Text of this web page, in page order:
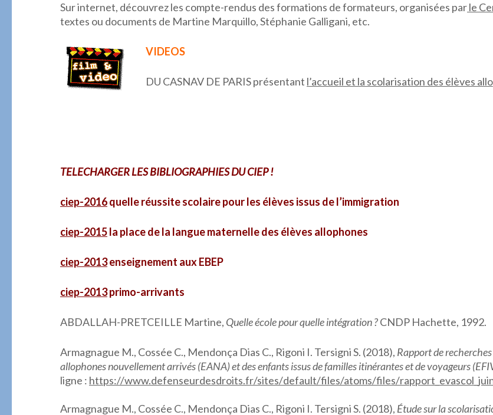
Sur internet, découvrez les compte-rendus des formations de formateurs, organisées parle
textes ou documents de Martine Marquillo, Stéphanie Galligani, etc.
VIDEOS
DU CASNAV DE PARIS présentant l’accueil et la scolarisation des élèves
TELECHARGER LES BIBLIOGRAPHIES DU CIEP !
ciep-2016quelle réussite scolaire pour les élèves issus de l’immigration
ciep-2015la place de la langue maternelle des élèves allophones
ciep-2013enseignement aux EBEP
ciep-2013primo-arrivants
ABDALLAH-PRETCEILLE Martine, Quelle école pour quelle intégration ?CNDP Hachette, 1992.
Armagnague M., Cossée C., Mendonça Dias C., Rigoni I. Tersigni S. (2018), Rapport de
allophones nouvellement arrivés (EANA) et des enfants issus de familles itinérantes et de voyageurs
ligne : https://www.defenseurdesdroits.fr/sites/default/files/atoms/files/
Armagnague M., Cossée C., Mendonça Dias C., Rigoni I. Tersigni S. (2018), Étude sur la